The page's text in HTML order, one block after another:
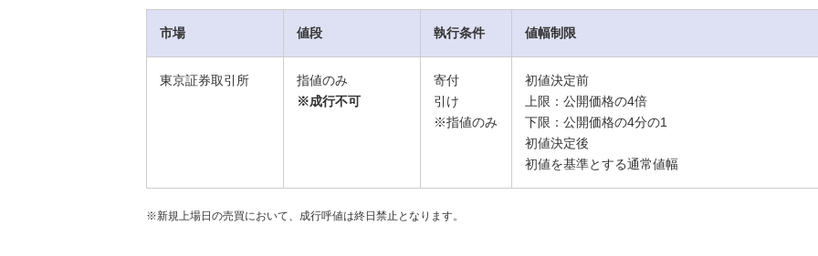
市場 値段 執行条件 値幅制限
東京証券取引所
指値のみ
※成行不可
寄付
引け
※指値のみ
初値決定前
上限：公開価格の4倍
下限：公開価格の4分の1
初値決定後
初値を基準とする通常値幅
※新規上場日の売買において、成行呼値は終日禁止となります。